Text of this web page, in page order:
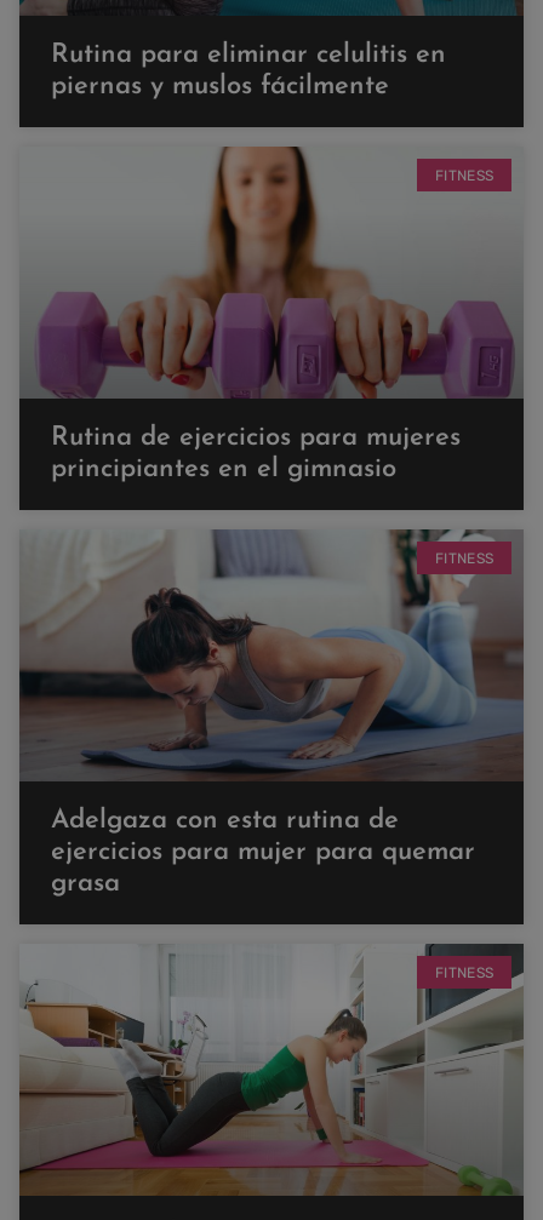
Rutina para eliminar celulitis en
piernas y muslos fácilmente
FITNESS
Rutina de ejercicios para mujeres
principiantes en el gimnasio
FITNESS
Adelgaza con esta rutina de
ejercicios para mujer para quemar
grasa
FITNESS